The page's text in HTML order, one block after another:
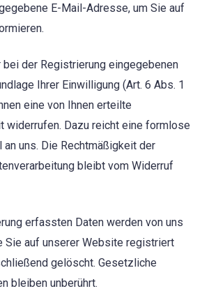
E-Mail-Adresse, um Sie auf
bei der Registrierung eingegebenen
Ihrer Einwilligung (Art. 6 Abs. 1
eine von Ihnen erteilte
widerrufen. Dazu reicht eine formlose
uns. Die Rechtmäßigkeit der
bleibt vom Widerruf
erfassten Daten werden von uns
Sie auf unserer Website registriert
gelöscht. Gesetzliche
bleiben unberührt.